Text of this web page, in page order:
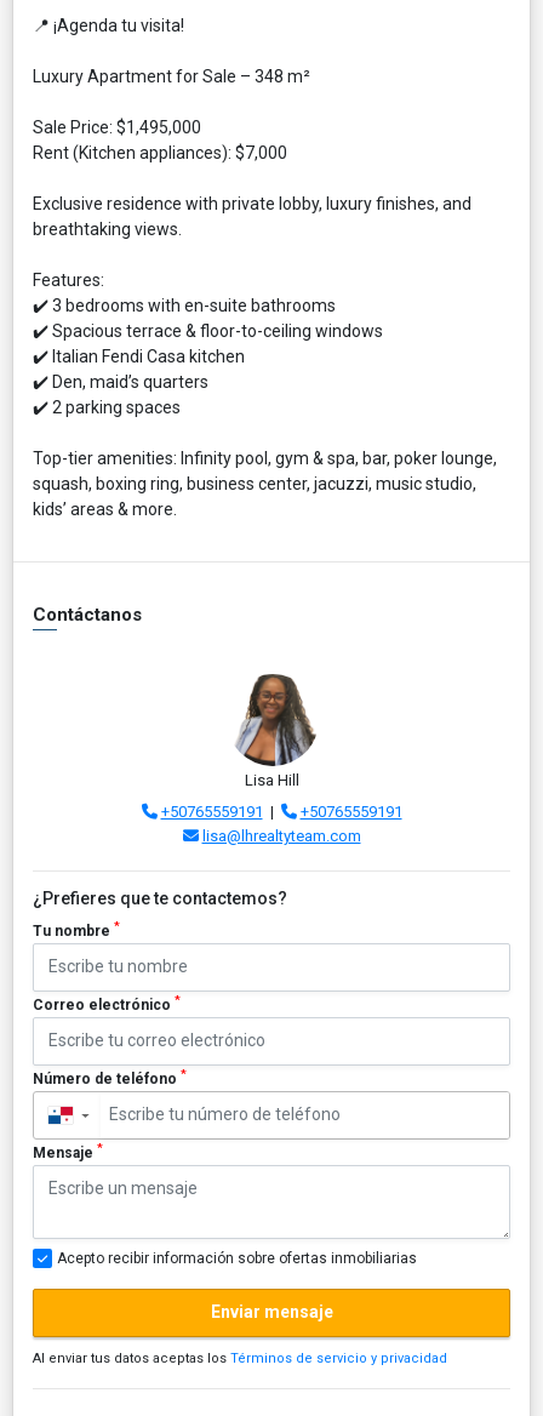
📍 ¡Agenda tu visita!
Luxury Apartment for Sale – 348 m²
Sale Price: $1,495,000
Rent (Kitchen appliances): $7,000
Exclusive residence with private lobby, luxury finishes, and
breathtaking views.
Features:
✔️ 3 bedrooms with en-suite bathrooms
✔️ Spacious terrace & floor-to-ceiling windows
✔️ Italian Fendi Casa kitchen
✔️ Den, maid’s quarters
✔️ 2 parking spaces
Top-tier amenities: Infinity pool, gym & spa, bar, poker lounge,
squash, boxing ring, business center, jacuzzi, music studio,
kids’ areas & more.
Contáctanos
Lisa Hill
+50765559191 |
+50765559191
lisa@lhrealtyteam.com
¿Prefieres que te contactemos?
Tu nombre *
Correo electrónico *
Número de teléfono *
▼
Mensaje *
Acepto recibir información sobre ofertas inmobiliarias
Enviar mensaje
Al enviar tus datos aceptas los Términos de servicio y privacidad